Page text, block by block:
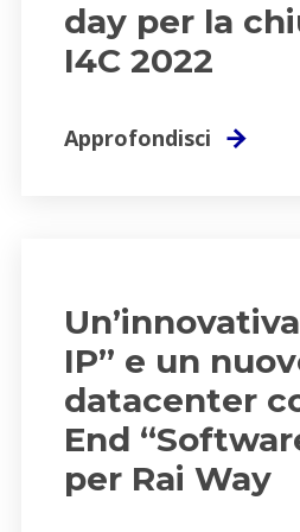
day per la
I4C 2022
Approfondisci
IP” e un
datacenter
End
per Rai Way